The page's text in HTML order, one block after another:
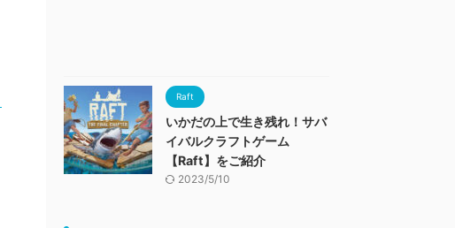
Raft
いかだの上で生き残れ！サバ
イバルクラフトゲーム
【Raft】をご紹介
2023/5/10